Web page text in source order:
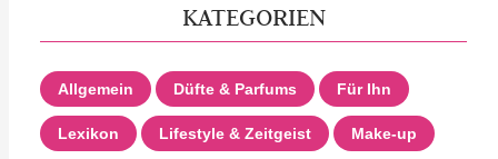
KATEGORIEN
Allgemein Düfte & Parfums Für Ihn
Lexikon Lifestyle & Zeitgeist Make-up